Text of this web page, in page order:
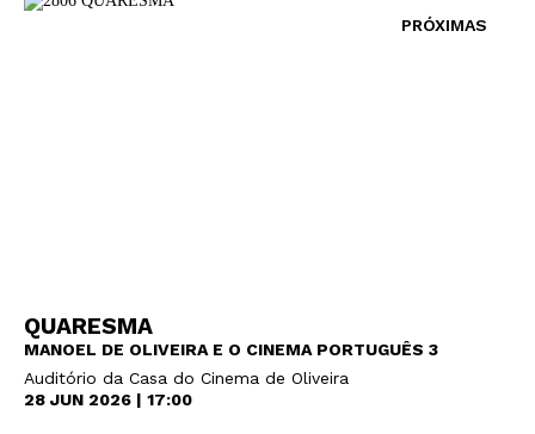
PRÓXIMAS
QUARESMA
MANOEL DE OLIVEIRA E O CINEMA PORTUGUÊS 3
Auditório da Casa do Cinema de Oliveira
28 JUN 2026 | 17:00